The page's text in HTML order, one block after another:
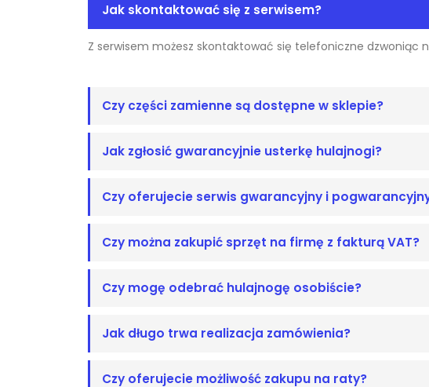
Jak skontaktować się z serwisem?
Z serwisem możesz skontaktować się telefoniczne dzwoniąc
Czy części zamienne są dostępne w sklepie?
Jak zgłosić gwarancyjnie usterkę hulajnogi?
Czy oferujecie serwis gwarancyjny i
Czy można zakupić sprzęt na firmę z fakturą VAT?
Czy mogę odebrać hulajnogę osobiście?
Jak długo trwa realizacja zamówienia?
Czy oferujecie możliwość zakupu na raty?